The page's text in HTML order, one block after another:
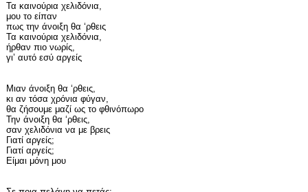
Τα καινούρια χελιδόνια,
μου το είπαν
πως την άνοιξη θα ‘ρθεις
Τα καινούρια χελιδόνια,
ήρθαν πιο νωρίς,
γι’ αυτό εσύ αργείς
Μιαν άνοιξη θα ‘ρθεις,
κι αν τόσα χρόνια φύγαν,
θα ζήσουμε μαζί ως το φθινόπωρο
Την άνοιξη θα ‘ρθεις,
σαν χελιδόνια να με βρεις
Γιατί αργείς;
Γιατί αργείς;
Είμαι μόνη μου